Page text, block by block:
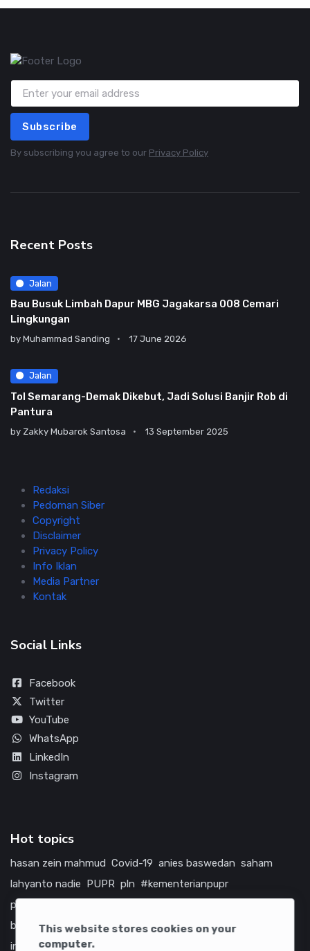
This website stores cookies on your
computer.
Subscribe
By subscribing you agree to our Privacy Policy
Recent Posts
Jalan
Bau Busuk Limbah Dapur MBG Jagakarsa 008 Cemari
Lingkungan
by Muhammad Sanding 17 June 2026
Jalan
Tol Semarang-Demak Dikebut, Jadi Solusi Banjir Rob di
Pantura
by Zakky Mubarok Santosa 13 September 2025
Redaksi
Pedoman Siber
Copyright
Disclaimer
Privacy Policy
Info Iklan
Media Partner
Kontak
Social Links
Facebook
Twitter
YouTube
WhatsApp
LinkedIn
Instagram
Hot topics
hasan zein mahmud Covid-19 anies baswedan saham
lahyanto nadie PUPR pln #kementerianpupr
prabowo subianto
bumn
jasa marga jtts china tol amerika serikat
infrastruktur